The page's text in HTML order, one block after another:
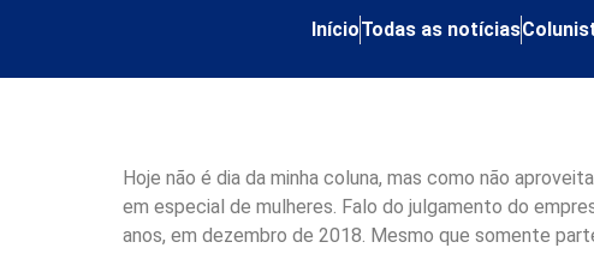
InícioTodas as notícias
Hoje não é dia da minha coluna, mas como não
em especial de mulheres. Falo do julgamento do
anos, em dezembro de 2018. Mesmo que somente